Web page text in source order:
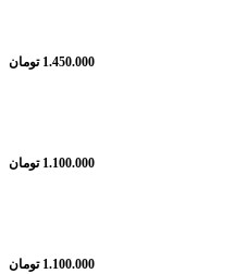
1.450.000 تومان
1.100.000 تومان
1.100.000 تومان